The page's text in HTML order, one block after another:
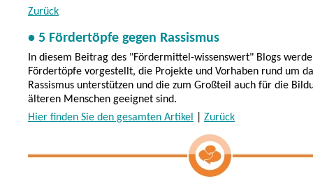
Zurück
• 5 Fördertöpfe gegen Rassismus
In diesem Beitrag des "Fördermittel-wissenswert" Blogs
Fördertöpfe vorgestellt, die Projekte und Vorhaben rund um
Rassismus unterstützen und die zum Großteil auch für die
älteren Menschen geeignet sind.
Hier finden Sie den gesamten Artikel
Zurück